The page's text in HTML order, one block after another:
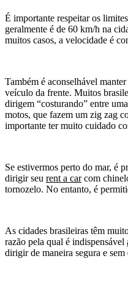
É importante respeitar os
geralmente é de 60 km/h na
muitos casos, a velocidade é
Também é aconselhável
veículo da frente. Muitos
dirigem “costurando” entre
motos, que fazem um zig zag
importante ter muito cuidado
Se estivermos perto do mar, é
dirigir seu rent a carcom
tornozelo. No entanto, é
As cidades brasileiras têm
razão pela qual é indispensável
dirigir de maneira segura e sem